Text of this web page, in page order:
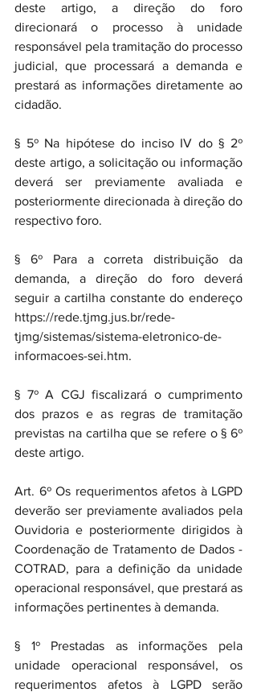
deste artigo, a direção do foro
direcionará o processo à unidade
responsável pela tramitação do processo
judicial, que processará a demanda e
prestará as informações diretamente ao
cidadão.
§ 5º Na hipótese do inciso IV do § 2º
deste artigo, a solicitação ou informação
deverá ser previamente avaliada e
posteriormente direcionada à direção do
respectivo foro.
§ 6º Para a correta distribuição da
demanda, a direção do foro deverá
seguir a cartilha constante do endereço
https://rede.tjmg.jus.br/rede-
tjmg/sistemas/sistema-eletronico-de-
informacoes-sei.htm.
§ 7º A CGJ fiscalizará o cumprimento
dos prazos e as regras de tramitação
previstas na cartilha que se refere o § 6º
deste artigo.
Art. 6º Os requerimentos afetos à LGPD
deverão ser previamente avaliados pela
Ouvidoria e posteriormente dirigidos à
Coordenação de Tratamento de Dados -
COTRAD, para a definição da unidade
operacional responsável, que prestará as
informações pertinentes à demanda.
§ 1º Prestadas as informações pela
unidade operacional responsável, os
requerimentos afetos à LGPD serão